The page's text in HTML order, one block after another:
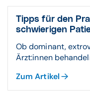
Tipps für den
schwierigen
Ob dominant,
Ärzt:innen
Zum Artikel